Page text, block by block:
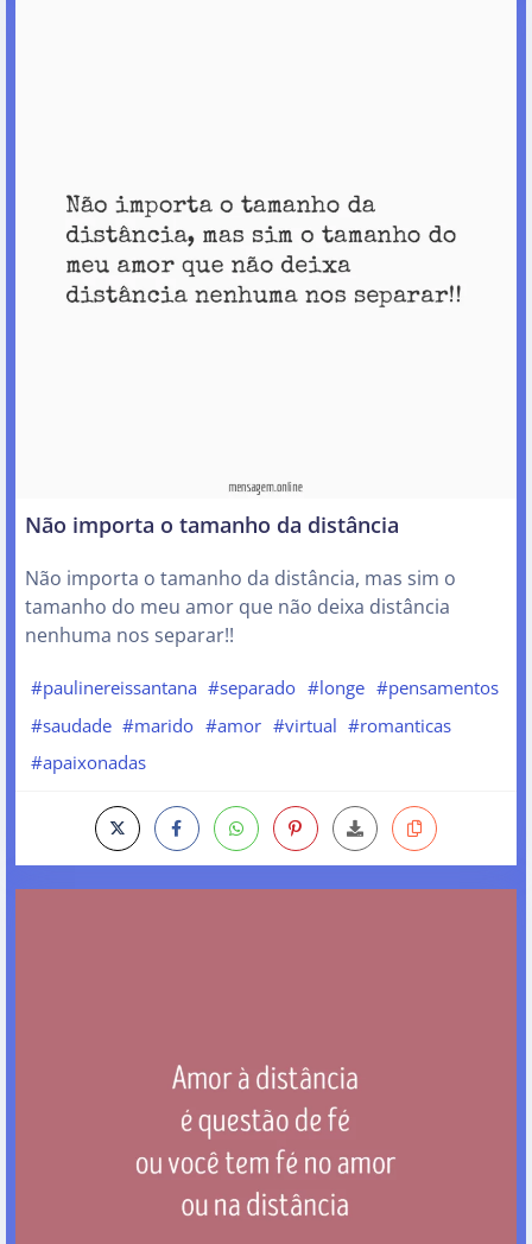
Não importa o tamanho da distância
Não importa o tamanho da distância, mas sim o
tamanho do meu amor que não deixa distância
nenhuma nos separar!!
#paulinereissantana #separado #longe #pensamentos
#saudade #marido #amor #virtual #romanticas
#apaixonadas